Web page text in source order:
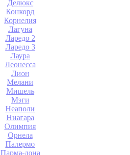
Делюкс
Конкорд
Корнелия
Лагуна
Ларедо 2
Ларедо 3
Лаура
Леонесса
Лион
Мелани
Мишель
Мэги
Неаполи
Ниагара
Олимпия
Орнела
Палермо
Парма-дона